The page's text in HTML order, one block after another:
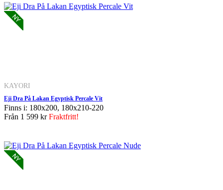
KAYORI
Eji Dra På Lakan Egyptisk Percale Vit
Finns i: 180x200, 180x210-220
Från 1 599 krFraktfritt!